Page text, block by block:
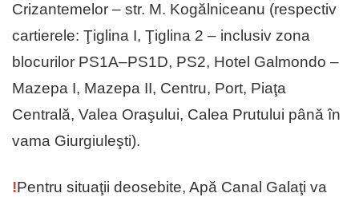
Crizantemelor – str. M. Kogălniceanu (respectiv
cartierele: Ţiglina I, Ţiglina 2 – inclusiv zona
blocurilor PS1A–PS1D, PS2, Hotel Galmondo –
Mazepa I, Mazepa II, Centru, Port, Piaţa
Centrală, Valea Oraşului, Calea Prutului până în
vama Giurgiuleşti).
!Pentru situaţii deosebite, Apă Canal Galaţi va